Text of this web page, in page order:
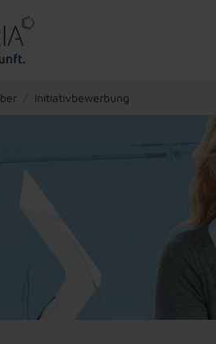
Initiativbewerbung